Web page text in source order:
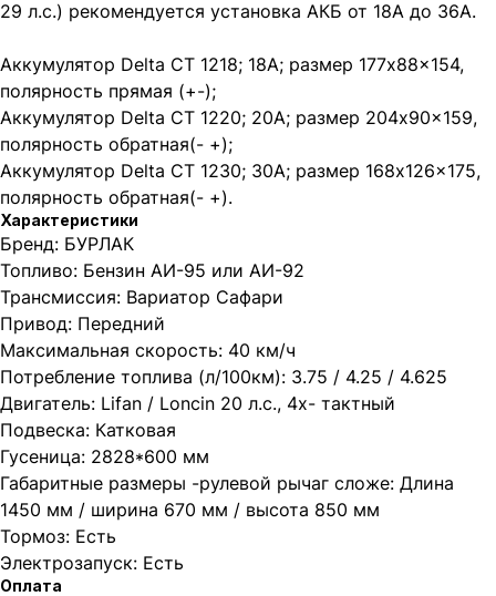
29 л.с.) рекомендуется установка АКБ от 18А до 36А.
Аккумулятор Delta CT 1218; 18А; размер 177x88x154,
полярность прямая (+-);
Аккумулятор Delta CT 1220; 20А; размер 204x90x159,
полярность обратная(- +);
Аккумулятор Delta CT 1230; 30А; размер 168x126x175,
полярность обратная(- +).
Характеристики
Бренд: БУРЛАК
Топливо: Бензин АИ-95 или АИ-92
Трансмиссия: Вариатор Сафари
Привод: Передний
Максимальная скорость: 40 км/ч
Потребление топлива (л/100км): 3.75 / 4.25 / 4.625
Двигатель: Lifan / Loncin 20 л.с., 4х- тактный
Подвеска: Катковая
Гусеница: 2828*600 мм
Габаритные размеры -рулевой рычаг сложе: Длина
1450 мм / ширина 670 мм / высота 850 мм
Тормоз: Есть
Электрозапуск: Есть
Оплата